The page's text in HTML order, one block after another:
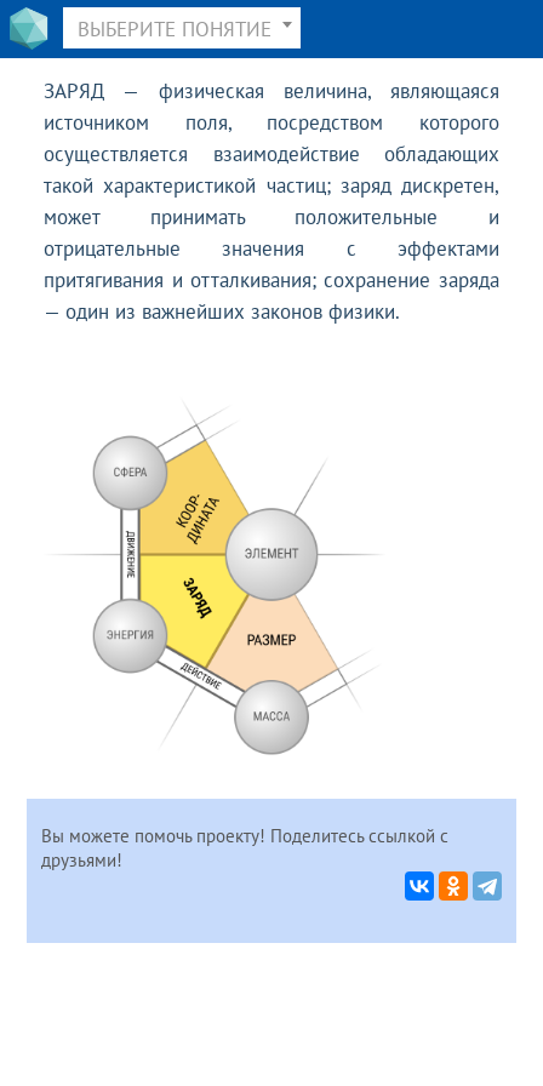
ВЫБЕРИТЕ ПОНЯТИЕ
ЗАРЯД — физическая величина, являющаяся
источником поля, посредством которого
осуществляется взаимодействие обладающих
такой характеристикой частиц; заряд дискретен,
может принимать положительные и
отрицательные значения с эффектами
притягивания и отталкивания; сохранение заряда
— один из важнейших законов физики.
Вы можете помочь проекту! Поделитесь ссылкой с
друзьями!